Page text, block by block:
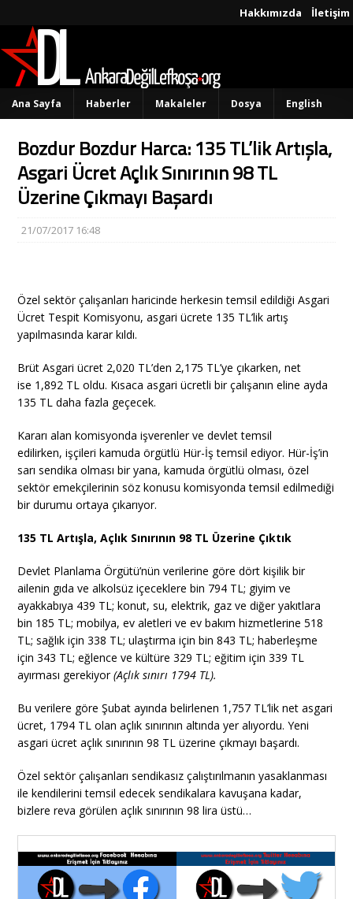
Hakkımızda İletişim
Ana Sayfa Haberler Makaleler Dosya English
Bozdur Bozdur Harca: 135 TL’lik Artışla,
Asgari Ücret Açlık Sınırının 98 TL
Üzerine Çıkmayı Başardı
21/07/2017 16:48
Özel sektör çalışanları haricinde herkesin temsil edildiği Asgari
Ücret Tespit Komisyonu, asgari ücrete 135 TL’lik artış
yapılmasında karar kıldı.
Brüt Asgari ücret 2,020 TL’den 2,175 TL’ye çıkarken, net
ise 1,892 TL oldu. Kısaca asgari ücretli bir çalışanın eline ayda
135 TL daha fazla geçecek.
Kararı alan komisyonda işverenler ve devlet temsil
edilirken, işçileri kamuda örgütlü Hür-İş temsil ediyor. Hür-İş’in
sarı sendika olması bir yana, kamuda örgütlü olması, özel
sektör emekçilerinin söz konusu komisyonda temsil edilmediği
bir durumu ortaya çıkarıyor.
135 TL Artışla, Açlık Sınırının 98 TL Üzerine Çıktık
Devlet Planlama Örgütü’nün verilerine göre dört kişilik bir
ailenin gıda ve alkolsüz içeceklere bin 794 TL; giyim ve
ayakkabıya 439 TL; konut, su, elektrik, gaz ve diğer yakıtlara
bin 185 TL; mobilya, ev aletleri ve ev bakım hizmetlerine 518
TL; sağlık için 338 TL; ulaştırma için bin 843 TL; haberleşme
için 343 TL; eğlence ve kültüre 329 TL; eğitim için 339 TL
ayırması gerekiyor(Açlık sınırı 1794 TL).
Bu verilere göre Şubat ayında belirlenen 1,757 TL’lik net asgari
ücret, 1794 TL olan açlık sınırının altında yer alıyordu. Yeni
asgari ücret açlık sınırının 98 TL üzerine çıkmayı başardı.
Özel sektör çalışanları sendikasız çalıştırılmanın yasaklanması
ile kendilerini temsil edecek sendikalara kavuşana kadar,
bizlere reva görülen açlık sınırının 98 lira üstü…